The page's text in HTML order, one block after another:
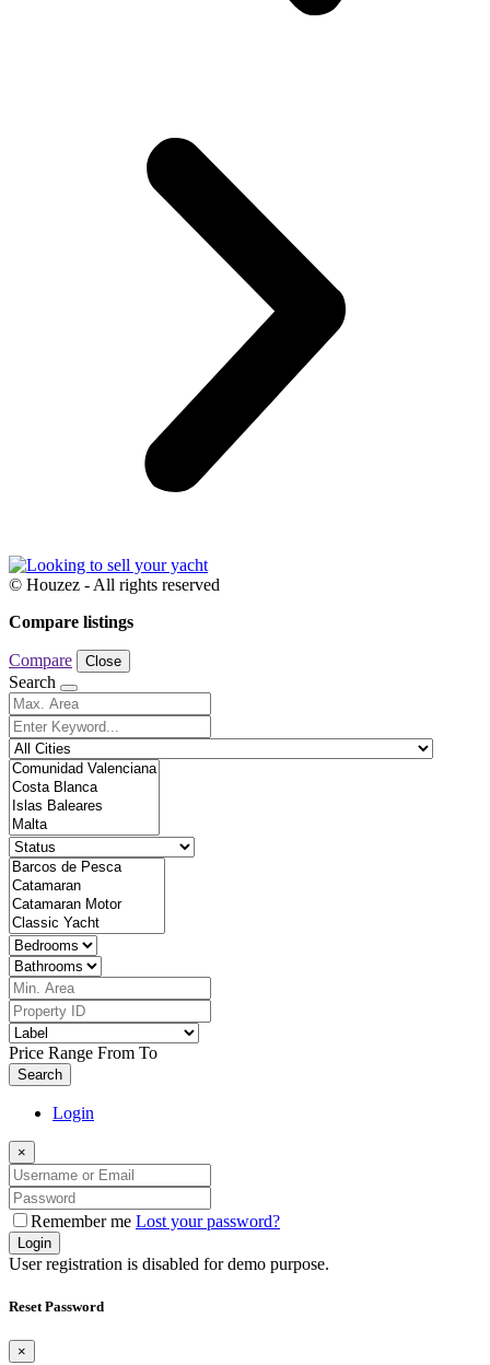
© Houzez - All rights reserved
Compare listings
Compare Close
Search
Price Range From To
Search
Login
×
Remember me Lost your password?
Login
User registration is disabled for demo purpose.
Reset Password
×